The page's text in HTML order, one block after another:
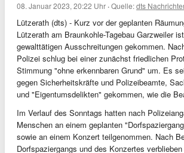
08. Januar 2023, 20:22 Uhr ·Quelle:dts
Lützerath (dts) - Kurz vor der geplanten
Lützerath am Braunkohle-Tagebau Garzweiler
gewalttätigen Ausschreitungen gekommen.
Polizei schlug bei einer zunächst friedlichen
Stimmung "ohne erkennbaren Grund" um. Es
gegen Sicherheitskräfte und Polizeibeamte,
und "Eigentumsdelikten" gekommen, wie die
Im Verlauf des Sonntags hatten nach
Menschen an einem geplanten
sowie an einem Konzert teilgenommen. Nach
Dorfspaziergangs und des Konzertes